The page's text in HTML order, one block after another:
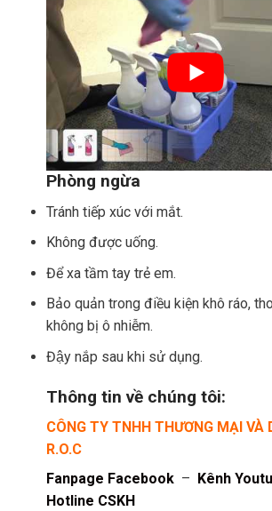
Phòng ngừa
Tránh tiếp xúc với mắt.
Không được uống.
Để xa tầm tay trẻ em.
Bảo quản trong điều kiện khô ráo,
không bị ô nhiễm.
Đậy nắp sau khi sử dụng.
Thông tin về chúng tôi:
CÔNG TY TNHH THƯƠNG MẠI VÀ
R.O.C
Fanpage Facebook– Kênh
Hotline CSKH